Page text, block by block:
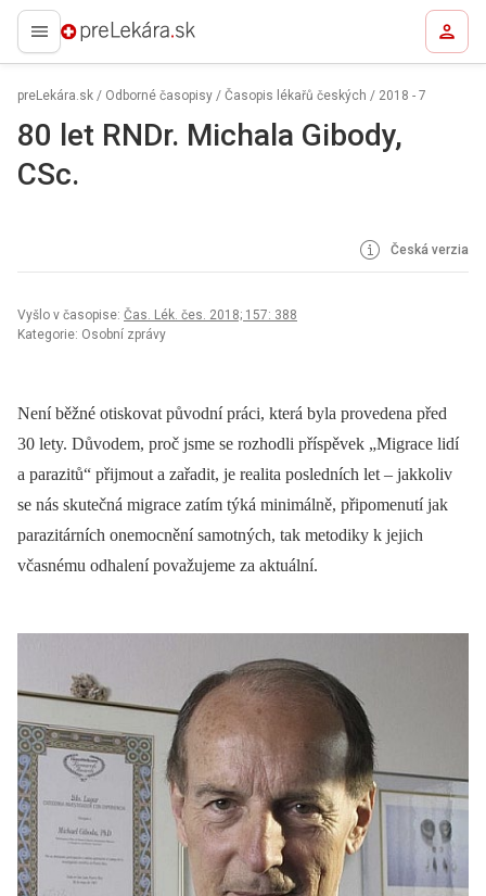
preLekára.sk
preLekára.sk / Odborné časopisy / Časopis lékařů českých / 2018 - 7
80 let RNDr. Michala Gibody,
CSc.
Česká verzia
Vyšlo v časopise: Čas. Lék. čes. 2018; 157: 388
Kategorie: Osobní zprávy
Není běžné otiskovat původní práci, která byla provedena před
30 lety. Důvodem, proč jsme se rozhodli příspěvek „Migrace lidí
a parazitů“ přijmout a zařadit, je realita posledních let –⁠ jakkoliv
se nás skutečná migrace zatím týká minimálně, připomenutí jak
parazitárních onemocnění samotných, tak metodiky k jejich
včasnému odhalení považujeme za aktuální.